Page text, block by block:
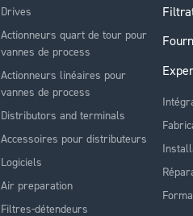
Drives
Actionneurs quart de tour pour
vannes de process
Actionneurs linéaires pour
vannes de process
Distributors and terminals
Accessoires pour distributeurs
Logiciels
Air preparation
Filtres-détendeurs